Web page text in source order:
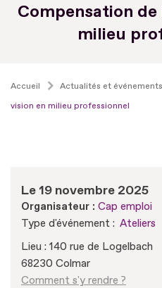
Compensation de
milieu
Accueil Actualités et événements
vision en milieu professionnel
Le 19 novembre 2025
Organisateur : Cap emploi
Type d'événement : Ateliers
Lieu : 140 rue de Logelbach
68230 Colmar
Comment s'y rendre ?